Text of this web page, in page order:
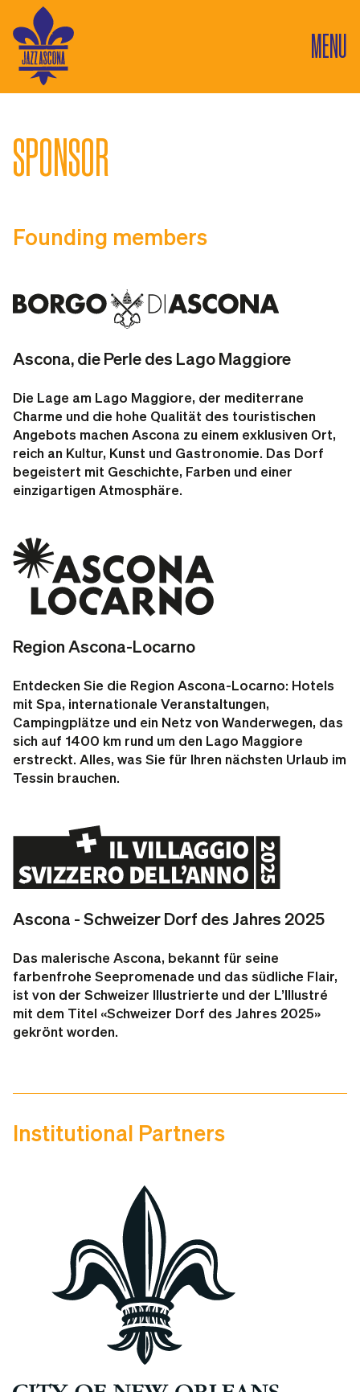
SPONSOR
Founding members
Ascona, die Perle des Lago Maggiore
Die Lage am Lago Maggiore, der mediterrane
Charme und die hohe Qualität des touristischen
Angebots machen Ascona zu einem exklusiven Ort,
reich an Kultur, Kunst und Gastronomie. Das Dorf
begeistert mit Geschichte, Farben und einer
einzigartigen Atmosphäre.
Region Ascona-Locarno
Entdecken Sie die Region Ascona-Locarno: Hotels
mit Spa, internationale Veranstaltungen,
Campingplätze und ein Netz von Wanderwegen, das
sich auf 1400 km rund um den Lago Maggiore
erstreckt. Alles, was Sie für Ihren nächsten Urlaub im
Tessin brauchen.
Ascona - Schweizer Dorf des Jahres 2025
Das malerische Ascona, bekannt für seine
farbenfrohe Seepromenade und das südliche Flair,
ist von der Schweizer Illustrierte und der L’Illustré
mit dem Titel «Schweizer Dorf des Jahres 2025»
gekrönt worden.
Institutional Partners
MENU